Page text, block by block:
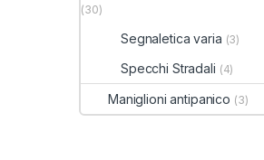
(30)
Segnaletica varia (3)
Specchi Stradali (4)
Maniglioni antipanico (3)